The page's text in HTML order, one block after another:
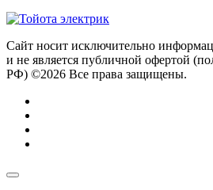
Сайт носит исключительно
и не является публичной офертой
РФ) ©2026 Все права защищены.